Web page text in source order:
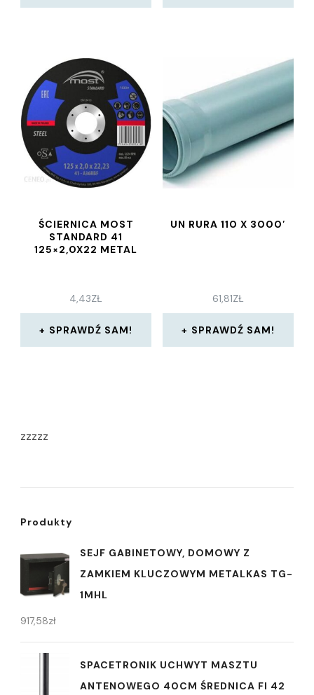
ŚCIERNICA MOST
STANDARD 41
125×2,0X22 METAL
4,43ZŁ
SPRAWDŹ SAM!
UN RURA 110 X 3000′
61,81ZŁ
SPRAWDŹ SAM!
zzzzz
Produkty
SEJF GABINETOWY, DOMOWY Z
ZAMKIEM KLUCZOWYM METALKAS TG-
1MHL
917,58zł
SPACETRONIK UCHWYT MASZTU
ANTENOWEGO 40CM ŚREDNICA FI 42